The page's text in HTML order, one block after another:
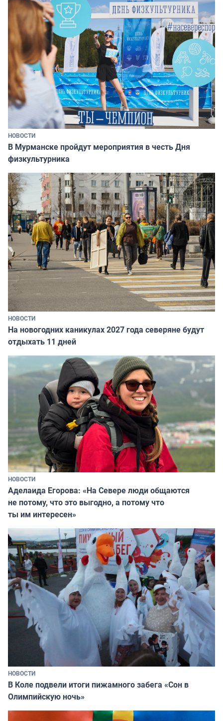
НОВОСТИ
В Мурманске пройдут мероприятия в честь Дня
физкультурника
НОВОСТИ
На новогодних каникулах 2027 года северяне будут
отдыхать 11 дней
НОВОСТИ
Аделаида Егорова: «На Севере люди общаются
не потому, что это выгодно, а потому что
ты им интересен»
НОВОСТИ
В Коле подвели итоги пижамного забега «Сон в
Олимпийскую ночь»